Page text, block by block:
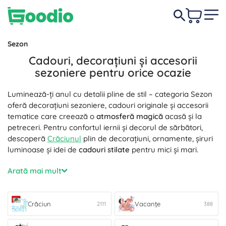
Sezon
Cadouri, decorațiuni și accesorii
sezoniere pentru orice ocazie
Luminează-ți anul cu detalii pline de stil – categoria Sezon
oferă decorațiuni sezoniere, cadouri originale și accesorii
tematice care creează o atmosferă magică acasă și la
petreceri. Pentru confortul iernii și decorul de sărbători,
descoperă Crăciunul plin de decorațiuni, ornamente, șiruri
luminoase și idei de cadouri stilate pentru mici și mari.
În ritmul verii, alege colecțiile pentru
vară pentru copii, motive de plajă și trucuri de călătorie
perezistență întreținere ușoară,culori în trend
practice te ajută să creezi un decor sezonier unitar și un
cadru estival relaxat. Toamna aparține tonurilor întunecate
Arată mai mult
Crăciun 2111 Vacanțe 388